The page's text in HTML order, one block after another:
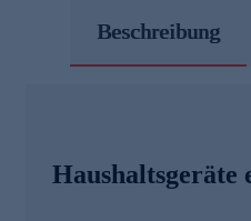
Beschreibung
Haushaltsgeräte